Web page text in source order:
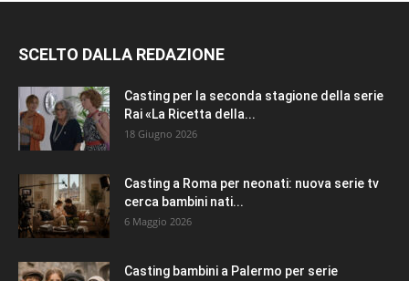
SCELTO DALLA REDAZIONE
Casting per la seconda stagione della serie
Rai «La Ricetta della...
18 Giugno 2026
Casting a Roma per neonati: nuova serie tv
cerca bambini nati...
6 Maggio 2026
Casting bambini a Palermo per serie